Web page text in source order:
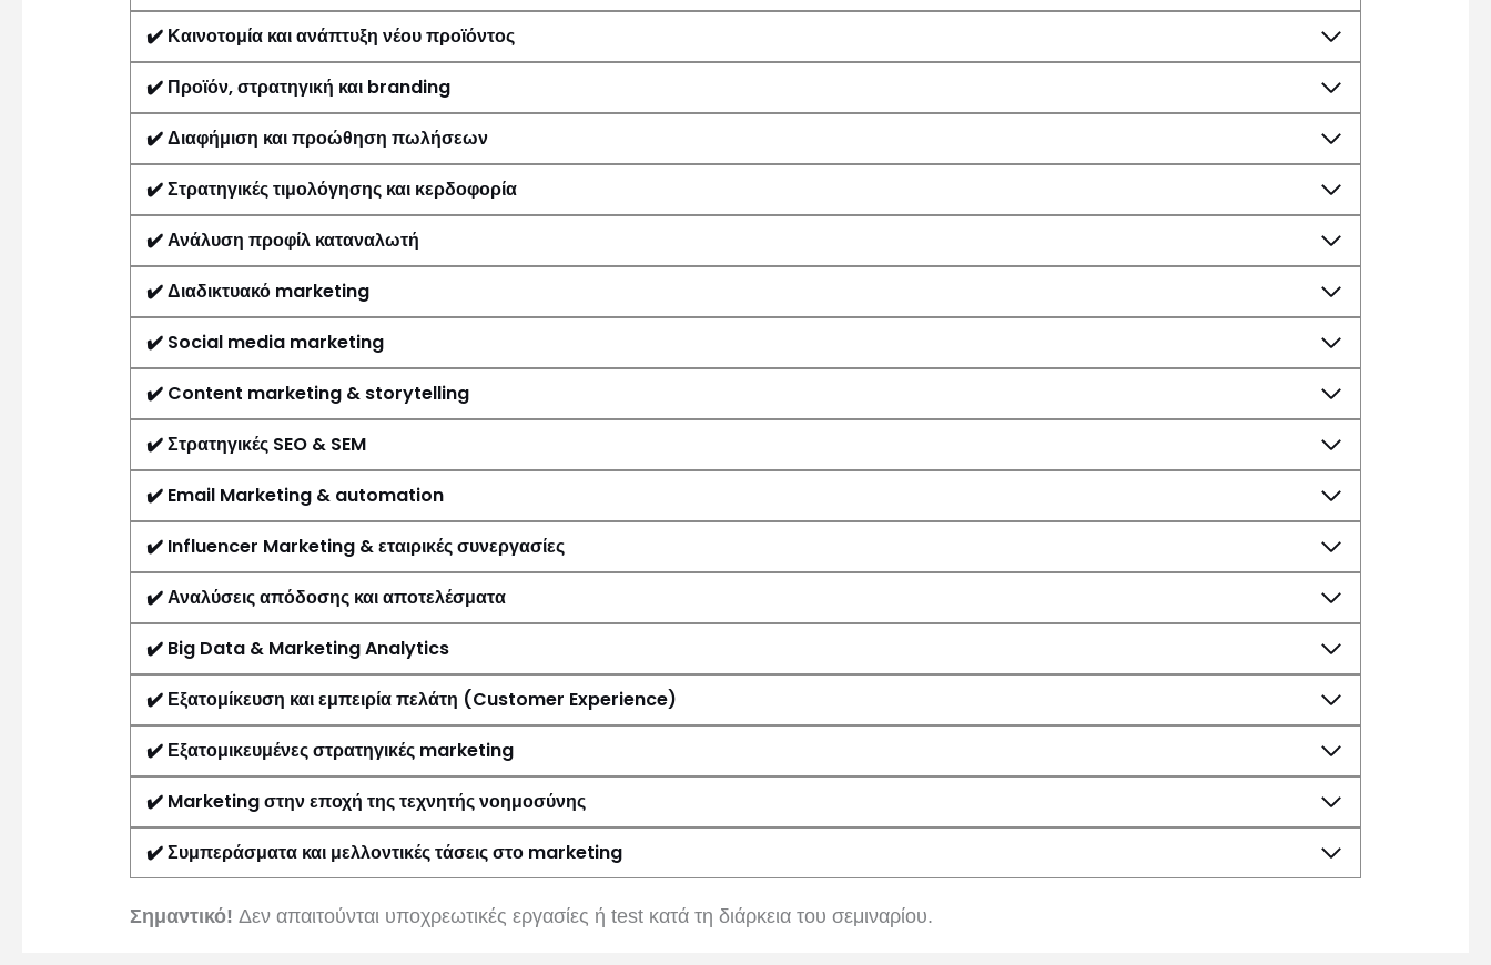
✔️ Καινοτομία και ανάπτυξη νέου προϊόντος
✔️ Προϊόν, στρατηγική και branding
✔️Διαφήμιση και προώθηση πωλήσεων
✔️Στρατηγικές τιμολόγησης και κερδοφορία
✔️Ανάλυση προφίλ καταναλωτή
✔️Διαδικτυακό marketing
✔️ Social media marketing
✔️ Content marketing & storytelling
✔️Στρατηγικές SEO & SEM
✔️ Email Marketing & automation
✔️ Influencer Marketing & εταιρικές συνεργασίες
✔️Αναλύσεις απόδοσης και αποτελέσματα
✔️ Big Data & Marketing Analytics
✔️ Εξατομίκευση και εμπειρία πελάτη (Customer Experience)
✔️ Εξατομικευμένες στρατηγικές marketing
✔️ Marketing στην εποχή της τεχνητής νοημοσύνης
✔️Συμπεράσματα και μελλοντικές τάσεις στο marketing
Σημαντικό! Δεν απαιτούνται υποχρεωτικές εργασίες ή test κατά τη διάρκεια του σεμιναρίου.